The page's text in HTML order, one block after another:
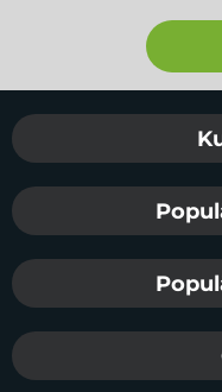
Sidfot